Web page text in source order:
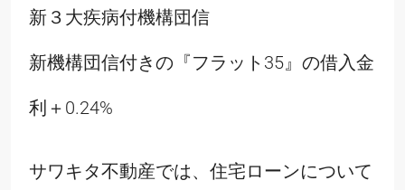
新３大疾病付機構団信
新機構団信付きの『フラット35』の借入金
利＋0.24%
サワキタ不動産では、住宅ローンについて